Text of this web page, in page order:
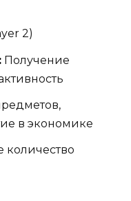
2)
Получение
в экономике
количество